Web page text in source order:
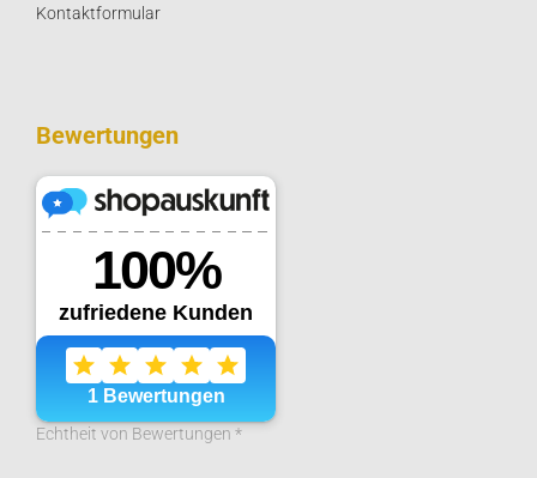
Kontaktformular
Bewertungen
Echtheit von Bewertungen *